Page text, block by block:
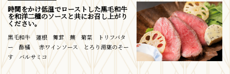
時間をかけ低温でローストした黒毛和牛
を和洋二種のソースと共にお召し上がり
ください。
黒毛和牛 蓮根 舞茸 蕪 菊菜 トリフバタ
ー 酢橘 赤ワインソース とろり湯葉のそー
す バルサミコ